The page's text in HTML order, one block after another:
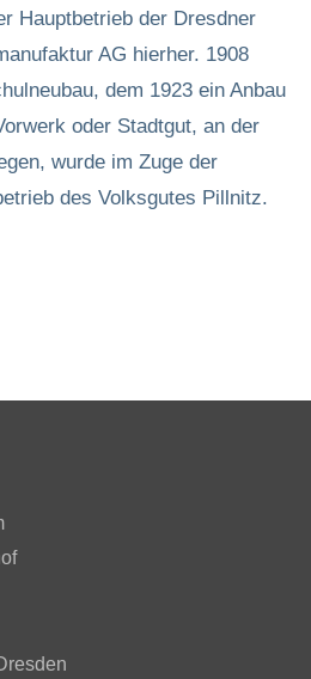
Hauptbetrieb der Dresdner
AG hierher. 1908
dem 1923 ein Anbau
oder Stadtgut, an der
wurde im Zuge der
des Volksgutes Pillnitz.